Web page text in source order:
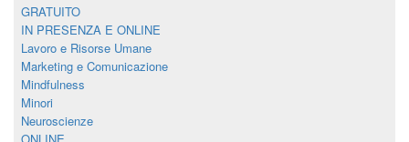
GRATUITO
IN PRESENZA E ONLINE
Lavoro e Risorse Umane
Marketing e Comunicazione
Mindfulness
Minori
Neuroscienze